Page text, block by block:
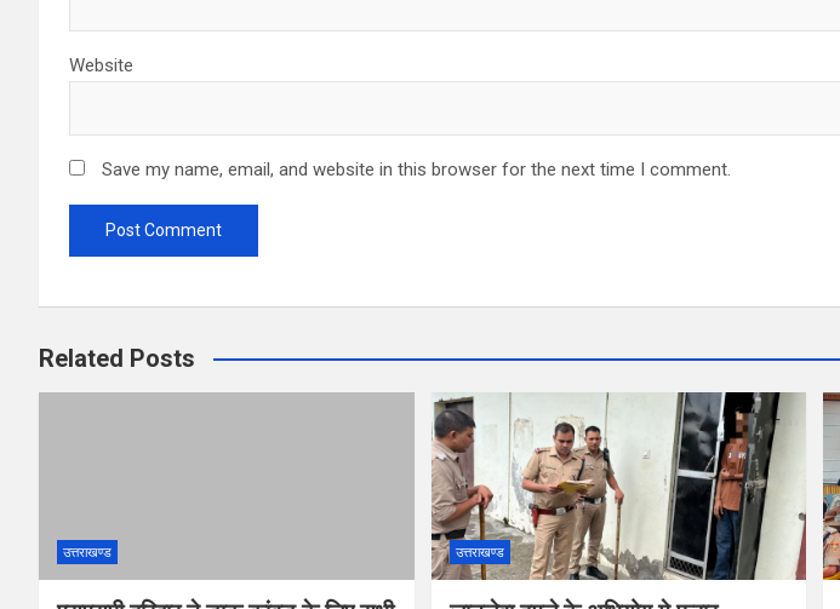
Website
Save my name, email, and website in this browser for the next time I comment.
Related Posts
उत्तराखण्ड उत्तराखण्ड